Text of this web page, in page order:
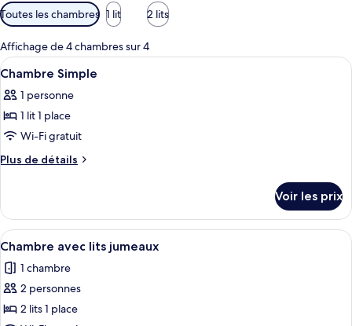
e
u
r
Filtres
disponibles
pour
les
chambres
Toutes les chambres 1 lit 2 lits
Affichage de 4 chambres sur 4
Afficher
toutes
les
photos
pour
ce
chambre :
Chambre
Simple
Chambre Simple | Rideaux
4
Chambre Simple
1 personne
1 lit 1 place
Wi-Fi gratuit
Plus de détails
Plus
le
type
de
Chambre
Simple
Voir les prix
Afficher
toutes
les
photos
pour
Une petite chambre agréable, dotée
3
Chambre avec lits jumeaux
1 chambre
2 personnes
2 lits 1 place